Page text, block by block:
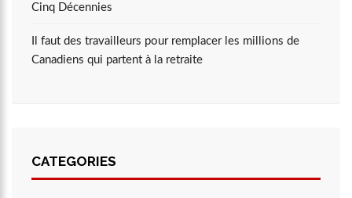
Cinq Décennies
Il faut des travailleurs pour remplacer les millions de
Canadiens qui partent à la retraite
CATEGORIES